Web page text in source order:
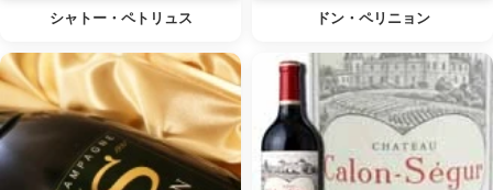
シャトー・ペトリュス ドン・ペリニョン